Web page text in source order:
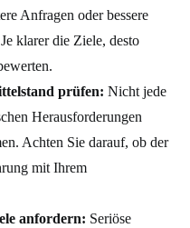
Anfragen oder bessere
Je klarer die Ziele, desto
prüfen: Nicht jede
Herausforderungen
Achten Sie darauf, ob der
mit Ihrem
anfordern: Seriöse